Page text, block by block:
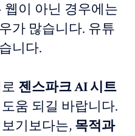
이 아닌 경우에는
가 많습니다. 유튜
니다.
젠스파크 AI 시트
움 되길 바랍니다.
기보다는, 목적과